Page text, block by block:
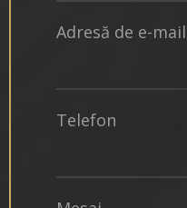
Adresă de e-mail
Telefon